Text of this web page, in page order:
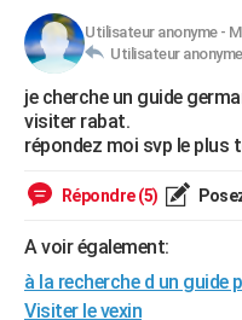
Retraite
Impôts
Epargne
Immobilier
Risques naturels par ville
Banque
Assurance
Crédit
AUTO
Essais
Réserver un essai
Citadines
Berlines
SUV
Forum auto
Mobiles
Meilleur smartphone
Internet
Ordinateurs
Jeux vidéo
Guide high-tech
+BRICOLAGE
WEEK-END
Art de vivre
Bien-être
Loisirs
Mode
Modes de vie
SANTE
Utilisateur anonyme-
Utilisateur
je cherche un guide
visiter rabat.
répondez moi svp le plus
Répondre (5)
A voir également:
à la recherche d un guide
Visiter le vexin